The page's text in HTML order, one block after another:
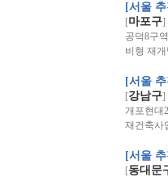
[서울
[마포구]
공덕8구
비형 재
[서울
[강남구]
개포현대
재건축사
[서울
[동대문